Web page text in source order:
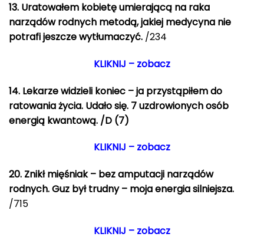
13. Uratowałem kobietę umierającą na raka
narządów rodnych metodą, jakiej medycyna nie
potrafi jeszcze wytłumaczyć. /234
KLIKNIJ – zobacz
14. Lekarze widzieli koniec – ja przystąpiłem do
ratowania życia. Udało się. 7 uzdrowionych osób
energią kwantową. /D (7)
KLIKNIJ – zobacz
20. Znikł mięśniak – bez amputacji narządów
rodnych.Guz był trudny – moja energia silniejsza.
/715
KLIKNIJ – zobacz